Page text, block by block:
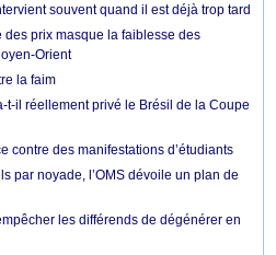
souvent quand il est déjà trop tard
prix masque la faiblesse des
Orient
la faim
t-il réellement privé le Brésil de la Coupe
contre des manifestations d’étudiants
par noyade, l’OMS dévoile un plan de
les différends de dégénérer en